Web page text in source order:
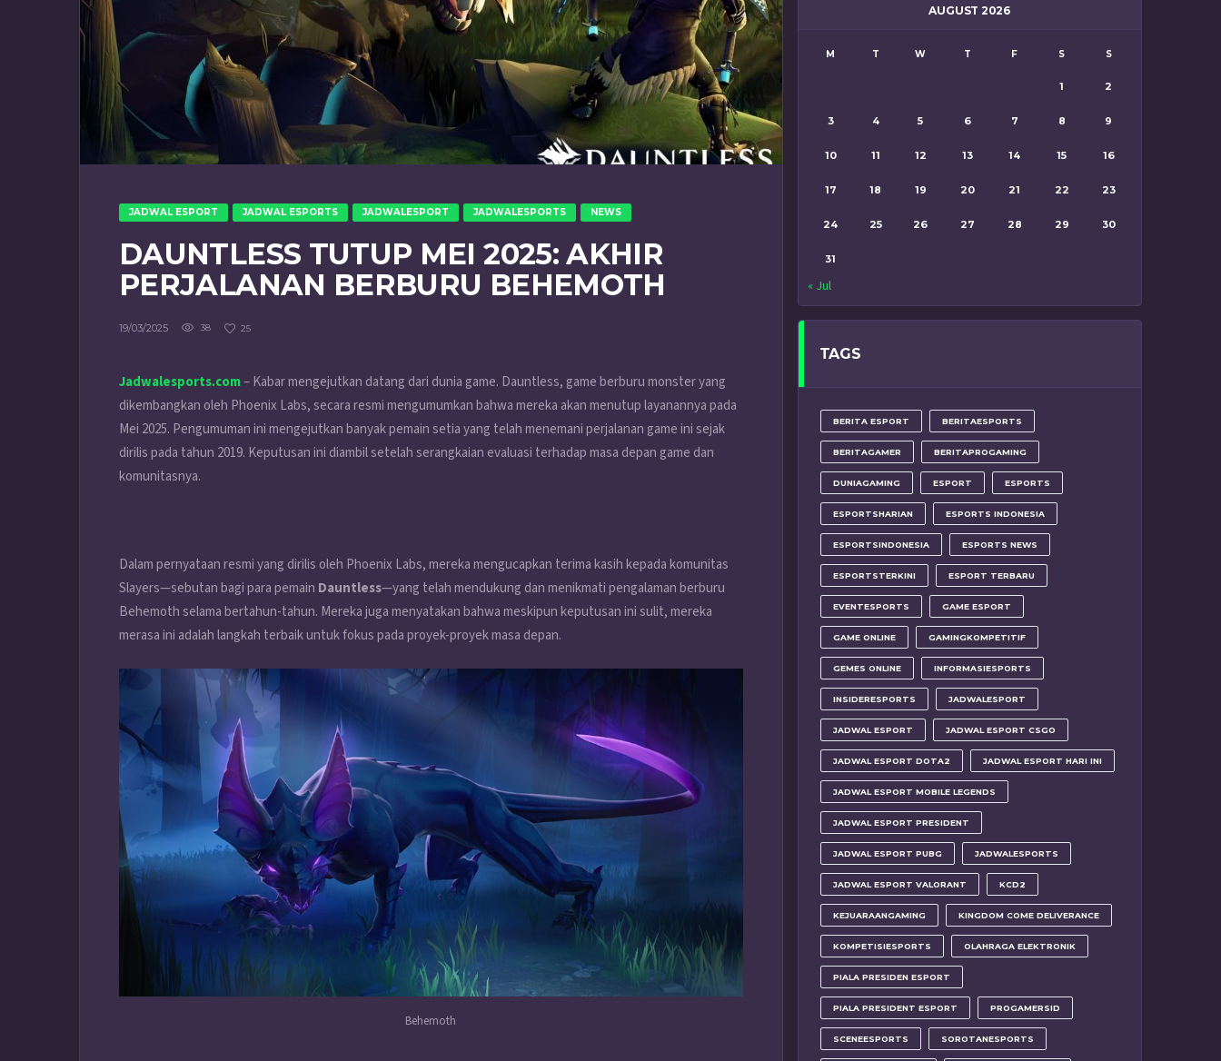
JADWAL ESPORT JADWAL ESPORTS JADWALESPORT JADWALESPORTS NEWS
DAUNTLESS TUTUP MEI 2025: AKHIR
PERJALANAN BERBURU BEHEMOTH
19/03/2025 38 25
Jadwalesports.com– Kabar mengejutkan datang dari dunia game. Dauntless, game berburu monster yang
dikembangkan oleh Phoenix Labs, secara resmi mengumumkan bahwa mereka akan menutup layanannya pada
Mei 2025. Pengumuman ini mengejutkan banyak pemain setia yang telah menemani perjalanan game ini sejak
dirilis pada tahun 2019. Keputusan ini diambil setelah serangkaian evaluasi terhadap masa depan game dan
komunitasnya.
Dalam pernyataan resmi yang dirilis oleh Phoenix Labs, mereka mengucapkan terima kasih kepada komunitas
Slayers—sebutan bagi para pemain Dauntless—yang telah mendukung dan menikmati pengalaman berburu
Behemoth selama bertahun-tahun. Mereka juga menyatakan bahwa meskipun keputusan ini sulit, mereka
merasa ini adalah langkah terbaik untuk fokus pada proyek-proyek masa depan.
Behemoth
AUGUST 2026
M T W T F S S
1 2
3 4 5 6 7 8 9
10 11 12 13 14 15 16
17 18 19 20 21 22 23
24 25 26 27 28 29 30
31
« Jul
TAGS
BERITA ESPORT BERITAESPORTS
BERITAGAMER BERITAPROGAMING
DUNIAGAMING ESPORT ESPORTS
ESPORTSHARIAN ESPORTS INDONESIA
ESPORTSINDONESIA ESPORTS NEWS
ESPORTSTERKINI ESPORT TERBARU
EVENTESPORTS GAME ESPORT
GAME ONLINE GAMINGKOMPETITIF
GEMES ONLINE INFORMASIESPORTS
INSIDERESPORTS JADWALESPORT
JADWAL ESPORT JADWAL ESPORT CSGO
JADWAL ESPORT DOTA2 JADWAL ESPORT HARI INI
JADWAL ESPORT MOBILE LEGENDS
JADWAL ESPORT PRESIDENT
JADWAL ESPORT PUBG JADWALESPORTS
JADWAL ESPORT VALORANT KCD2
KEJUARAANGAMING KINGDOM COME DELIVERANCE
KOMPETISIESPORTS OLAHRAGA ELEKTRONIK
PIALA PRESIDEN ESPORT
PIALA PRESIDENT ESPORT PROGAMERSID
SCENEESPORTS SOROTANESPORTS